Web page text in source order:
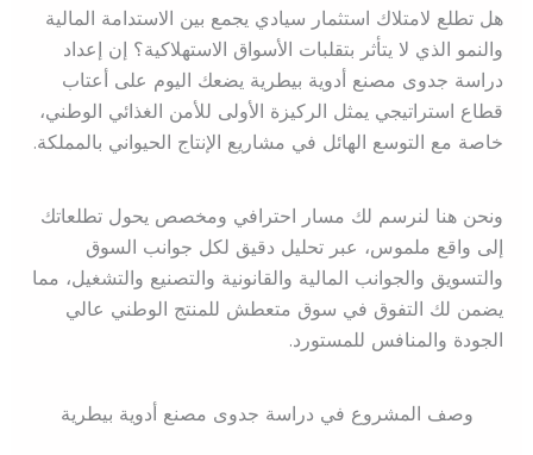
هل تطلع لامتلاك استثمار سيادي يجمع بين الاستدامة المالية
والنمو الذي لا يتأثر بتقلبات الأسواق الاستهلاكية؟ إن إعداد
دراسة جدوى مصنع أدوية بيطرية يضعك اليوم على أعتاب
قطاع استراتيجي يمثل الركيزة الأولى للأمن الغذائي الوطني،
خاصة مع التوسع الهائل في مشاريع الإنتاج الحيواني بالمملكة.
ونحن هنا لنرسم لك مسار احترافي ومخصص يحول تطلعاتك
إلى واقع ملموس، عبر تحليل دقيق لكل جوانب السوق
والتسويق والجوانب المالية والقانونية والتصنيع والتشغيل، مما
يضمن لك التفوق في سوق متعطش للمنتج الوطني عالي
الجودة والمنافس للمستورد.
وصف المشروع في دراسة جدوى مصنع أدوية بيطرية